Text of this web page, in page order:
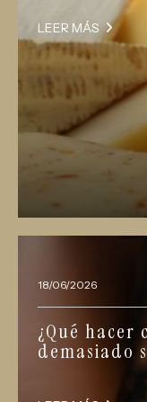
LEER MÁS
18/06/2026
¿Qué
demasiado